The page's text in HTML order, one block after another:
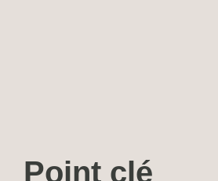
Point clé